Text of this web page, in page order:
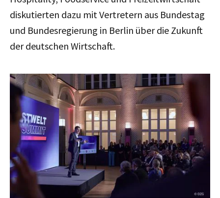
diskutierten dazu mit Vertretern aus Bundestag
und Bundesregierung in Berlin über die Zukunft
der deutschen Wirtschaft.